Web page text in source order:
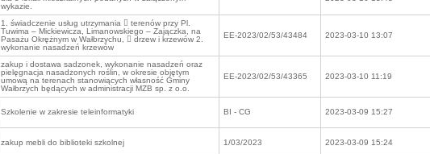
wykazie.
1. świadczenie usług utrzymania  terenów przy Pl.
Tuwima – Mickiewicza, Limanowskiego – Zajączka, na
Pasażu Okrężnym w Wałbrzychu,  drzew i krzewów 2.
wykonanie nasadzeń krzewów
EE-2023/02/53/43484 2023-03-10 13:07
zakup i dostawa sadzonek, wykonanie nasadzeń oraz
pielęgnacja nasadzonych roślin, w okresie objętym
umową na terenach stanowiących własność Gminy
Wałbrzych będących w administracji MZB sp. z o.o.
EE-2023/02/53/43365 2023-03-10 11:19
Szkolenie w zakresie teleinformatyki BI - CG 2023-03-09 15:27
zakup mebli do biblioteki szkolnej 1/03/2023 2023-03-09 15:24